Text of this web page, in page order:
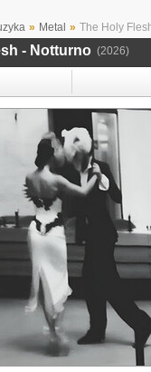
» Metal » The Holy
- Notturno (2026)